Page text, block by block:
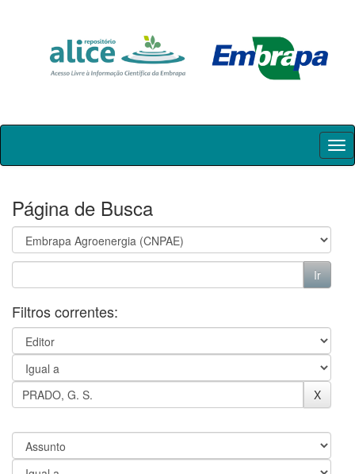
Skip
Página de Busca
Filtros correntes: